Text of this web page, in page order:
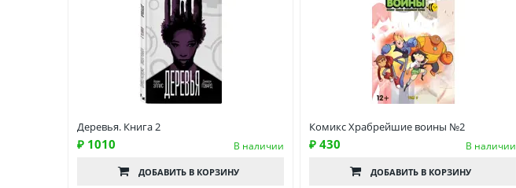
Деревья. Книга 2
₽ 1010 В наличии
ДОБАВИТЬ В КОРЗИНУ
Комикс Храбрейшие воины №2
₽ 430 В наличии
ДОБАВИТЬ В КОРЗИНУ